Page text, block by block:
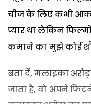
चीज के लिए कभी
प्यार था लेकिन
कमाने का मुझे कोई
बता दें, मलाइका
जाता है, वो अपने